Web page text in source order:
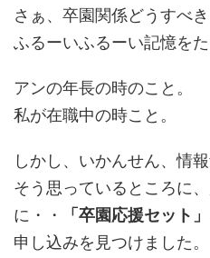
さぁ、卒園関係どうすべき
ふるーいふるーい記憶をた
アンの年長の時のこと。
私が在職中の時こと。
しかし、いかんせん、情報
そう思っているところに
に・・
「卒園応援セット」
申し込みを見つけました。